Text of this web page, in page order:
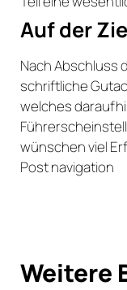
Auf der
Nach Abschluss
schriftliche
welches
wünschen viel
Post navigation
Weitere